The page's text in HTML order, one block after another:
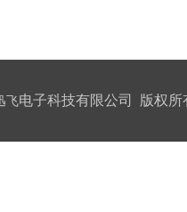
飞电子科技有限公司 版权所